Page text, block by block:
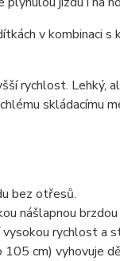
v kombinaci s
rychlost. Lehký,
skládacímu
bez otřesů.
nášlapnou
rychlost a
cm) vyhovuje